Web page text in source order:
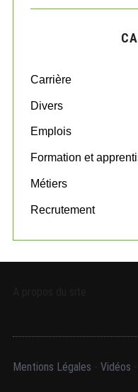
r
o
:
Carrière
Divers
Emplois
Formation et
Métiers
Recrutement
Mentions Légales Vidéos